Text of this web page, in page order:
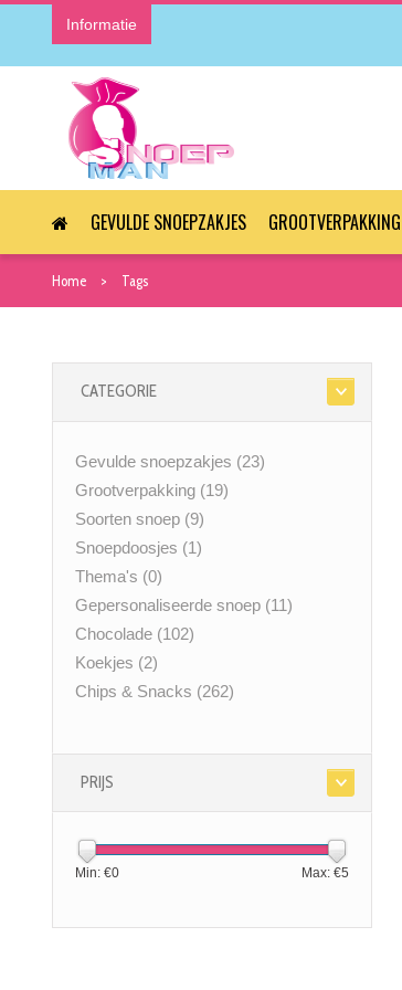
Informatie
GEVULDE SNOEPZAKJES GROOTVERPAKKING
Home Tags
CATEGORIE
Gevulde snoepzakjes (23)
Grootverpakking (19)
Soorten snoep (9)
Snoepdoosjes (1)
Thema's (0)
Gepersonaliseerde snoep (11)
Chocolade (102)
Koekjes (2)
Chips & Snacks (262)
PRIJS
Min: €0 Max: €5